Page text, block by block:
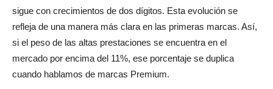
sigue con crecimientos de dos dígitos. Esta evolución se
refleja de una manera más clara en las primeras marcas. Así,
si el peso de las altas prestaciones se encuentra en el
mercado por encima del 11%, ese porcentaje se duplica
cuando hablamos de marcas Premium.